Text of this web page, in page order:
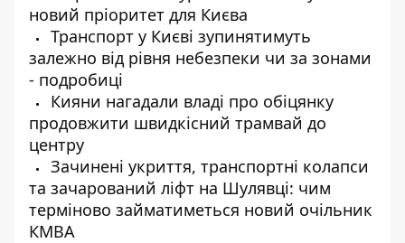
новий пріоритет для Києва
Транспорт у Києві зупинятимуть
залежно від рівня небезпеки чи за зонами
- подробиці
Кияни нагадали владі про обіцянку
продовжити швидкісний трамвай до
центру
Зачинені укриття, транспортні колапси
та зачарований ліфт на Шулявці: чим
терміново займатиметься новий очільник
КМВА